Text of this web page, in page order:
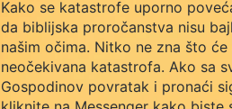
Kako se katastrofe uporno
da biblijska proročanstva nisu
našim očima. Nitko ne zna što
neočekivana katastrofa. Ako sa
Gospodinov povratak i pronaći